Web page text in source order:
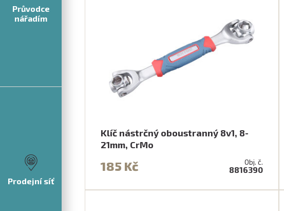
Průvodce
nářadím
Prodejní síť
Klíč nástrčný oboustranný 8v1, 8-
21mm, CrMo
185 Kč Obj. č.
8816390